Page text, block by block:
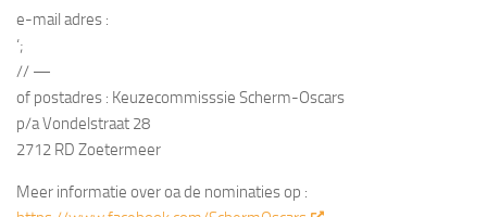
e-mail adres :
‘;
// —
of postadres : Keuzecommisssie Scherm-Oscars
p/a Vondelstraat 28
2712 RD Zoetermeer
Meer informatie over oa de nominaties op :